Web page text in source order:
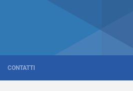
CONTATTI